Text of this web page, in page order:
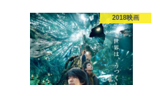
2018映画